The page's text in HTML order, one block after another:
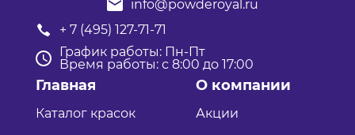
info@powderoyal.ru
+ 7 (495) 127-71-71
График работы: Пн-Пт
Время работы: с 8:00 до 17:00
Главная
Каталог красок
О компании
Акции